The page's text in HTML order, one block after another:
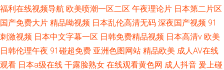
福利在线视频导航 欧美喷潮一区二区 午夜理论片 日本第二片区
国产免费大片 精品呦视频 日本乱伦高清无码 深夜国产视频 91
刺激视频 日本中文字幕一区 日韩免费精品视频 日本高清v 欧美
日韩伦理午夜 91碰超免费 亚洲色图网站 精品欧美 成人AV在线
观看 日本a级在线 干露脸熟女 在线观看黄色网 成人抖音 爰上碰